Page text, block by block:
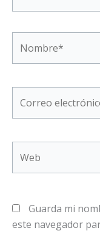
electrónico*
Guarda mi
este navegador